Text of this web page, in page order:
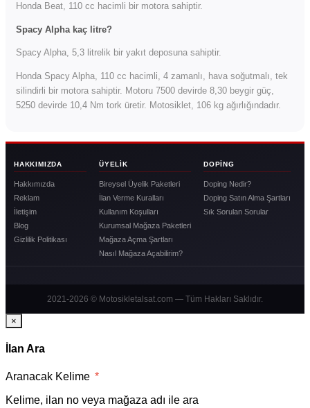
Honda Beat, 110 cc hacimli bir motora sahiptir.
Spacy Alpha kaç litre?
Spacy Alpha, 5,3 litrelik bir yakıt deposuna sahiptir.
Honda Spacy Alpha, 110 cc hacimli, 4 zamanlı, hava soğutmalı, tek
silindirli bir motora sahiptir. Motoru 7500 devirde 8,30 beygir güç,
5250 devirde 10,4 Nm tork üretir. Motosiklet, 106 kg ağırlığındadır.
HAKKIMIZDA
Hakkımızda
Reklam
İletişim
Blog
Gizlilik Politikası
ÜYELIK
Bireysel Üyelik Paketleri
İlan Verme Kuralları
Kullanım Koşulları
Kurumsal Mağaza Paketleri
Mağaza Açma Şartları
Nasıl Mağaza Açabilirim?
DOPING
Doping Nedir?
Doping Satın Alma Şartları
Sık Sorulan Sorular
2021-2026 © Motosikletalsat.com — Tüm Hakları Saklıdır.
×
İlan Ara
Aranacak Kelime *
Kelime, ilan no veya mağaza adı ile ara